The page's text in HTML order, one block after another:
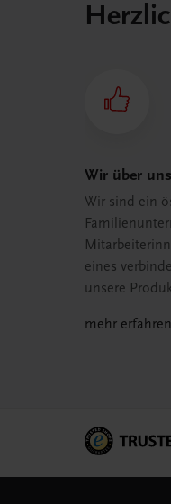
Wir über uns
Wir sind ein
eines
unsere
mehr erfahren